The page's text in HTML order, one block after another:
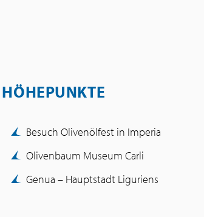
HÖHEPUNKTE
Besuch Olivenölfest in Imperia
Olivenbaum Museum Carli
Genua – Hauptstadt Liguriens